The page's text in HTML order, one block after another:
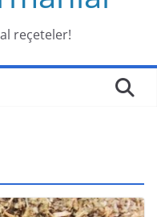
reçeteler!